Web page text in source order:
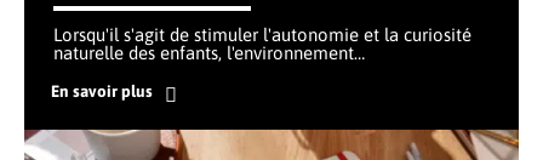
Lorsqu'il s'agit de stimuler l'autonomie et la curiosité
naturelle des enfants, l'environnement…
En savoir plus